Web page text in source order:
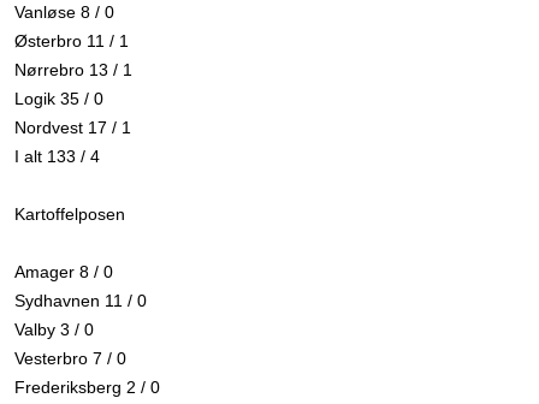
Vanløse 8 / 0
Østerbro 11 / 1
Nørrebro 13 / 1
Logik 35 / 0
Nordvest 17 / 1
I alt 133 / 4
Kartoffelposen
Amager 8 / 0
Sydhavnen 11 / 0
Valby 3 / 0
Vesterbro 7 / 0
Frederiksberg 2 / 0